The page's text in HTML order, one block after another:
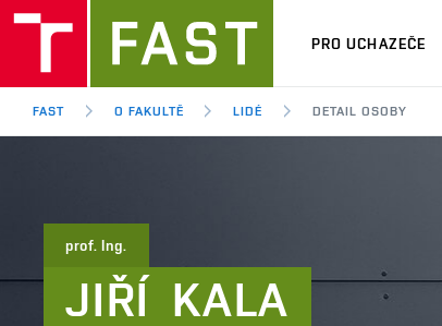
PRO UCHAZEČE
FAST O FAKULTĚ LIDÉ DETAIL OSOBY
prof. Ing.
JIŘÍ KALA